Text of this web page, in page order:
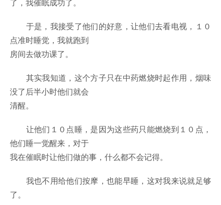
了，我催眠成功了。
于是，我接受了他们的好意，让他们去看电视，１０
点准时睡觉，我就跑到
房间去做功课了。
其实我知道，这个方子只在中药燃烧时起作用，烟味
没了后半小时他们就会
清醒。
让他们１０点睡，是因为这些药只能燃烧到１０点，
他们睡一觉醒来，对于
我在催眠时让他们做的事，什么都不会记得。
我也不用给他们按摩，也能早睡，这对我来说就足够
了。